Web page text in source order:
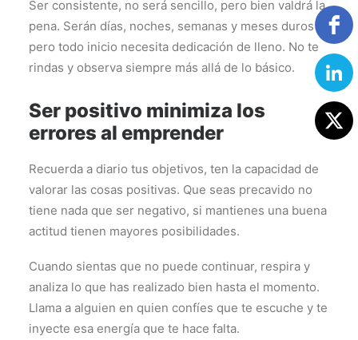
Ser consistente, no será sencillo, pero bien valdrá la
pena. Serán días, noches, semanas y meses duros
pero todo inicio necesita dedicación de lleno. No te
rindas y observa siempre más allá de lo básico.
Ser positivo minimiza los
errores al emprender
Recuerda a diario tus objetivos, ten la capacidad de
valorar las cosas positivas. Que seas precavido no
tiene nada que ser negativo, si mantienes una buena
actitud tienen mayores posibilidades.
Cuando sientas que no puede continuar, respira y
analiza lo que has realizado bien hasta el momento.
Llama a alguien en quien confíes que te escuche y te
inyecte esa energía que te hace falta.